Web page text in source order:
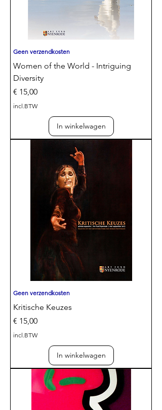
Geen verzendkosten
Women of the World - Intriguing
Diversity
Prijs
€ 15,00
incl.BTW
In winkelwagen
Geen verzendkosten
Kritische Keuzes
Prijs
€ 15,00
incl.BTW
In winkelwagen